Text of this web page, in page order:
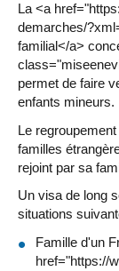
La <a
demarches/
familial</a>
permet de faire
enfants mineurs.
Le
familles
rejoint par sa
Un visa de long
situations
Famille d'un
href="https://